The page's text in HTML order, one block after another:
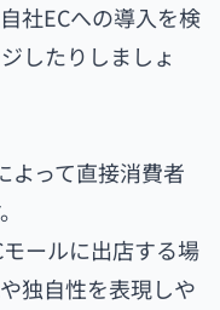
社ECへの導入を検
したりしましょ
よって直接消費者
ールに出店する場
独自性を表現しや